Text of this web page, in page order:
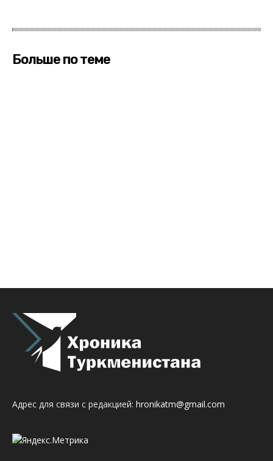
Адрес для связи с редакцией: hronikatm@gmail.com